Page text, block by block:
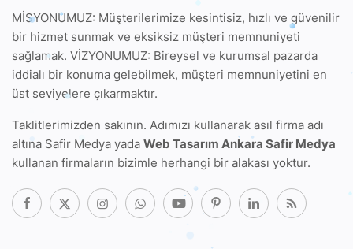
MİSYONUMUZ: Müşterilerimize kesintisiz, hızlı ve güvenilir
bir hizmet sunmak ve eksiksiz müşteri memnuniyeti
sağlamak. VİZYONUMUZ: Bireysel ve kurumsal pazarda
iddialı bir konuma gelebilmek, müşteri memnuniyetini en
üst seviyelere çıkarmaktır.
Taklitlerimizden sakının. Adımızı kullanarak asıl firma adı
altına Safir Medya yada Web Tasarım Ankara Safir Medya
kullanan firmaların bizimle herhangi bir alakası yoktur.